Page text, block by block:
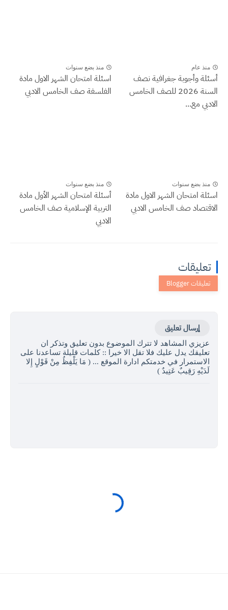
منذ عام
أسئلة وأجوبة جغرافية نصف
السنة 2026 للصف الخامس
الادبي مع...
منذ بضع سنوات
اسئلة امتحان الشهر الاول مادة
الفلسفة صف الخامس الادبي
منذ بضع سنوات
اسئلة امتحان الشهر الاول مادة
الاقتصاد صف الخامس الادبي
منذ بضع سنوات
أسئلة امتحان الشهر الأول مادة
التربية الإسلامية صف الخامس
الادبي
تعليقات
إرسال تعليق
عزيزي المشاهد لا تترك الموضوع بدون تعليق وتذكر ان
تعليقك يدل عليك فلا تقل الا خيرا :: كلمات قليلة تساعدنا على
الاستمرار في خدمتكم ادارة الموقع ... ( مَا يَلْفِظُ مِنْ قَوْلٍ إِلا
لَدَيْهِ رَقِيبٌ عَتِيدٌ )